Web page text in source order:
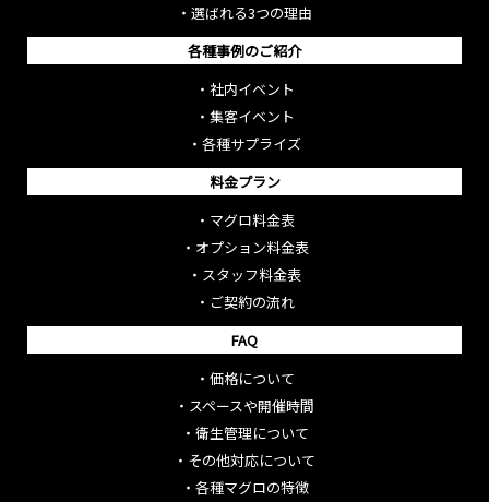
・ 選ばれる3つの理由
各種事例のご紹介
・ 社内イベント
・ 集客イベント
・ 各種サプライズ
料金プラン
・ マグロ料金表
・ オプション料金表
・ スタッフ料金表
・ ご契約の流れ
FAQ
・ 価格について
・ スペースや開催時間
・ 衛生管理について
・ その他対応について
・ 各種マグロの特徴